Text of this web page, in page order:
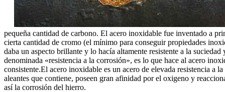
pequeña cantidad de carbono. El acero inoxidable fue inventado a
cierta cantidad de cromo (el mínimo para conseguir propiedades
daba un aspecto brillante y lo hacía altamente resistente a la
denominada «resistencia a la corrosión», es lo que hace al acero
consistente.El acero inoxidable es un acero de elevada resistencia a
aleantes que contiene, poseen gran afinidad por el oxigeno y
así la corrosión del hierro.